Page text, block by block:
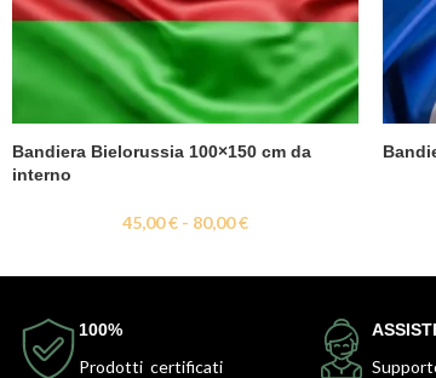
Bandiera Bielorussia 100×150 cm da
interno
45,00€ - 80,00€
100%
Prodotti certificati